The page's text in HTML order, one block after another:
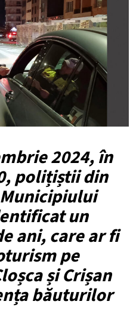
2024, în
polițiștii din
un
ani, care ar fi
pe
și Crișan
băuturilor